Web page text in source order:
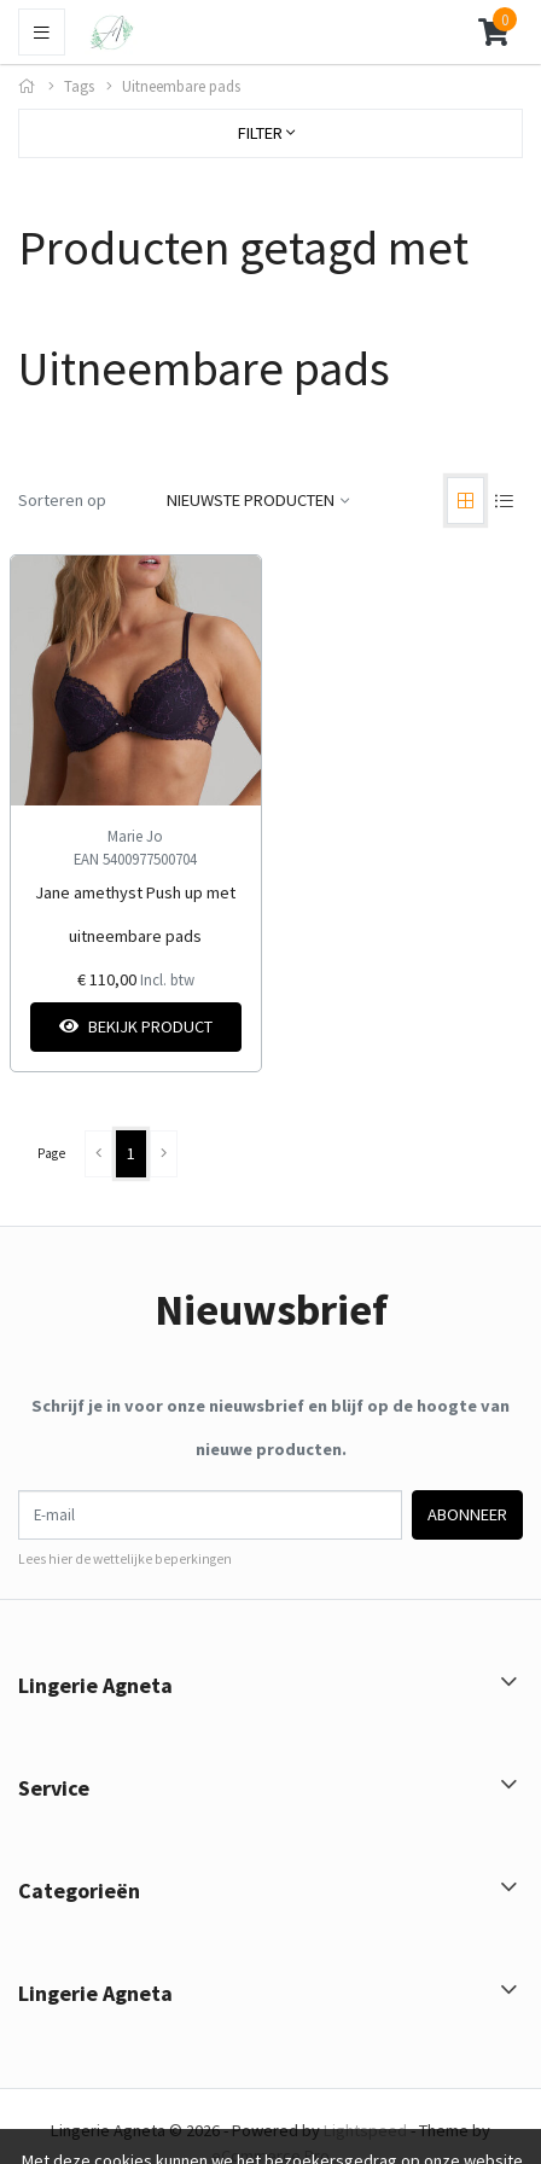
0
Tags Uitneembare pads
FILTER
Producten getagd met
Uitneembare pads
Sorteren op NIEUWSTE PRODUCTEN
Marie Jo
EAN 5400977500704
Jane amethyst Push up met
uitneembare pads
€ 110,00 Incl. btw
BEKIJK PRODUCT
Page 1
Nieuwsbrief
Schrijf je in voor onze nieuwsbrief en blijf op de hoogte van
nieuwe producten.
ABONNEER
Lees hier de wettelijke beperkingen
Lingerie Agneta
Service
Categorieën
Lingerie Agneta
Lingerie Agneta © 2026 - Powered byLightspeed- Theme by
eCommerce Pro